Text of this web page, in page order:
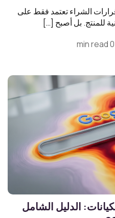
الشراء تعتمد فقط على
للمنتج. بل أصبح […]
0 min read
الدليل الشامل